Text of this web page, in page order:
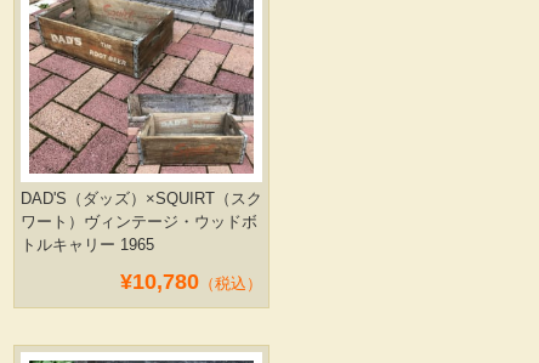
DAD'S（ダッズ）×SQUIRT（スク
ワート）ヴィンテージ・ウッドボ
トルキャリー 1965
¥10,780 （税込）